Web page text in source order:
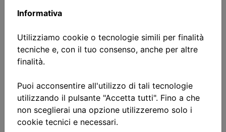
Gruppo Crosa Service certifica
3 persone nell'allineamento
alberi
12/05/2021
Informativa
Utilizziamo cookie o tecnologie simili per finalità
tecniche e, con il tuo consenso, anche per altre
finalità.
Puoi acconsentire all'utilizzo di tali tecnologie
utilizzando il pulsante "Accetta tutti". Fino a che
non sceglierai una opzione utilizzeremo solo i
cookie tecnici e necessari.